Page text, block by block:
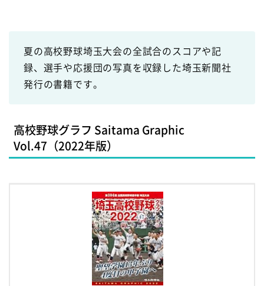
夏の高校野球埼玉大会の全試合のスコアや記
録、選手や応援団の写真を収録した埼玉新聞社
発行の書籍です。
高校野球グラフ Saitama Graphic
Vol.47（2022年版）